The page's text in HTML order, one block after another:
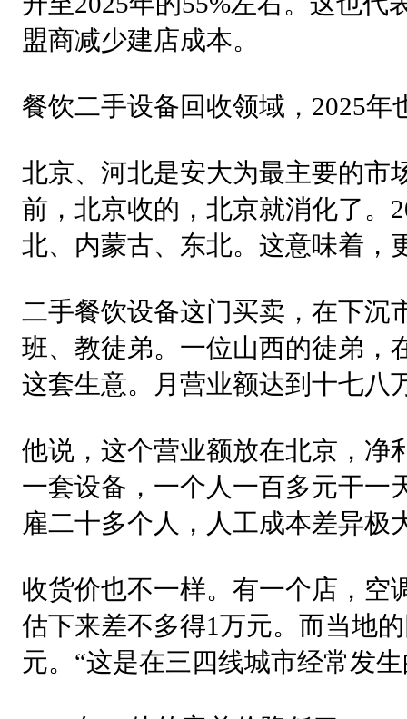
盟商减少建店成本。
餐饮二手设备回收领域，2025年
北京、河北是安大为最主要的市
前，北京收的，北京就消化了。
北、内蒙古、东北。这意味着，
二手餐饮设备这门买卖，在下沉
班、教徒弟。一位山西的徒弟，
这套生意。月营业额达到十七八
他说，这个营业额放在北京，净
一套设备，一个人一百多元干一
雇二十多个人，人工成本差异极
收货价也不一样。有一个店，空
估下来差不多得1万元。而当地
元。“这是在三四线城市经常发